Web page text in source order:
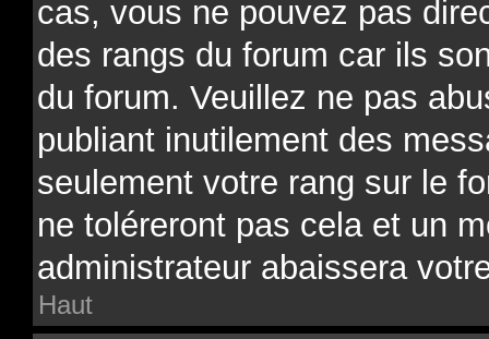
cas, vous ne pouvez pas
des rangs du forum car ils
du forum. Veuillez ne pas
publiant inutilement des
seulement votre rang sur le
ne toléreront pas cela et un
administrateur abaissera
Haut